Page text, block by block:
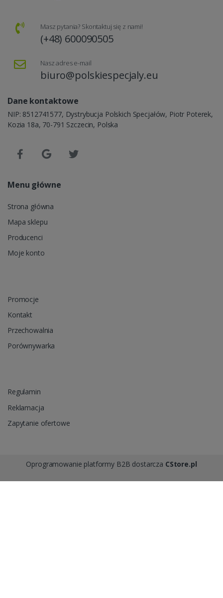
Masz pytania? Skontaktuj się z nami!
(+48) 600090505
Nasz adres e-mail
biuro@polskiespecjaly.eu
Dane kontaktowe
NIP: 8512741577, Dystrybucja Polskich Specjałów, Piotr Poterek,
Kozia 18a, 70-791 Szczecin, Polska
Menu główne
Strona główna
Mapa sklepu
Producenci
Moje konto
Promocje
Kontakt
Przechowalnia
Porównywarka
Regulamin
Reklamacja
Zapytanie ofertowe
Oprogramowanie platformy B2B dostarcza CStore.pl